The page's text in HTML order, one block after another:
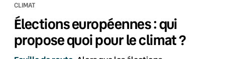
CLIMAT
Élections européennes : qui
propose quoi pour le climat ?